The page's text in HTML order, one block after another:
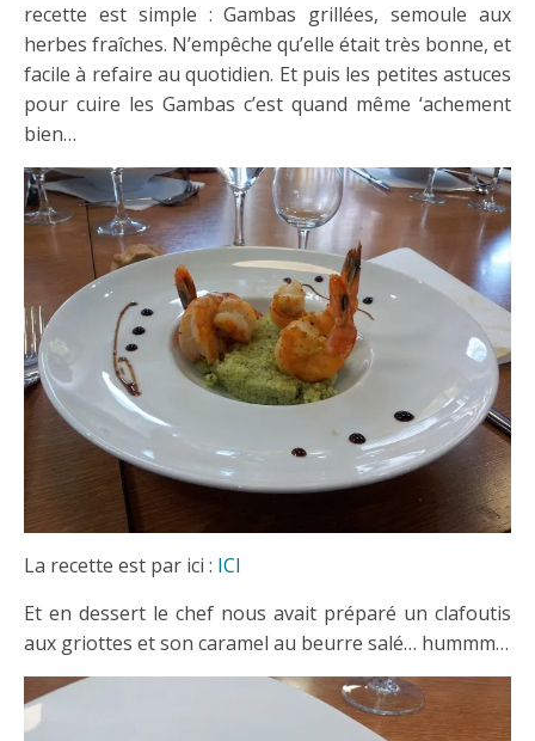
recette est simple : Gambas grillées, semoule aux
herbes fraîches. N’empêche qu’elle était très bonne, et
facile à refaire au quotidien. Et puis les petites astuces
pour cuire les Gambas c’est quand même ‘achement
bien…
La recette est par ici : ICI
Et en dessert le chef nous avait préparé un clafoutis
aux griottes et son caramel au beurre salé… hummm…